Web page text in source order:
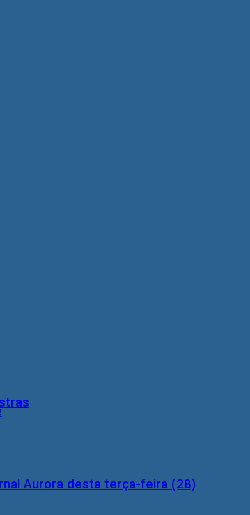
Aurora desta terça-feira (28)